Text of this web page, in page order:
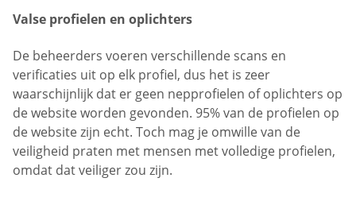
Valse profielen en oplichters
De beheerders voeren verschillende scans en
verificaties uit op elk profiel, dus het is zeer
waarschijnlijk dat er geen nepprofielen of oplichters op
de website worden gevonden. 95% van de profielen op
de website zijn echt. Toch mag je omwille van de
veiligheid praten met mensen met volledige profielen,
omdat dat veiliger zou zijn.